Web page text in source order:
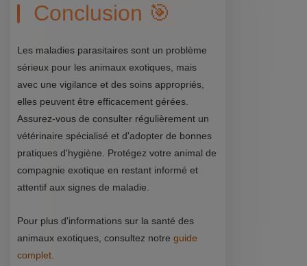
Conclusion 🎯
Les maladies parasitaires sont un problème
sérieux pour les animaux exotiques, mais
avec une vigilance et des soins appropriés,
elles peuvent être efficacement gérées.
Assurez-vous de consulter régulièrement un
vétérinaire spécialisé et d'adopter de bonnes
pratiques d'hygiène. Protégez votre animal de
compagnie exotique en restant informé et
attentif aux signes de maladie.
Pour plus d'informations sur la santé des
animaux exotiques, consultez notre guide
complet